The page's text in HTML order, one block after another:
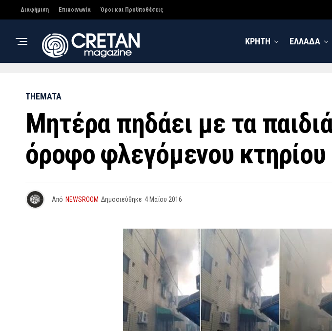
Διαφήμιση Επικοινωνία Όροι και Προϋποθέσεις
ΚΡΗΤΗ ΕΛΛΑΔΑ
THEMATA
Μητέρα πηδάει με τα
όροφο φλεγόμενου κτηρίου
Από NEWSROOM Δημοσιεύθηκε 4 Μαΐου 2016